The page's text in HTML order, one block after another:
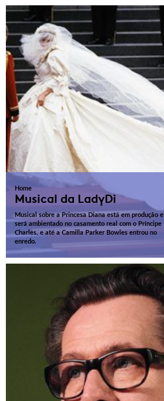
Home
Musical da LadyDi
Musical sobre a Princesa Diana está em produção e
será ambientado no casamento real com o Príncipe
Charles, e até a Camilla Parker Bowles entrou no
enredo.